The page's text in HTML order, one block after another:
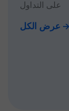
على التداول
عرض الكل